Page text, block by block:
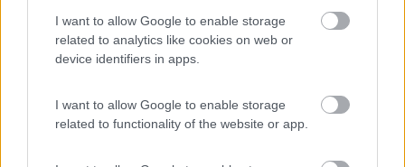
I want to allow Google to enable storage
related to analytics like cookies on web or
device identifiers in apps.
I want to allow Google to enable storage
related to functionality of the website or app.
cerchi non c'è specificata una coppia di serraggio, va adottata la coppia
di serraggio indicata dal costruttore del veicolo per i cerchi originali
ricordi bene, anche se io, sul manuale rilasciato da Laika, non
ho distinguo tra Heavy o Light, ho un solo valore che è di